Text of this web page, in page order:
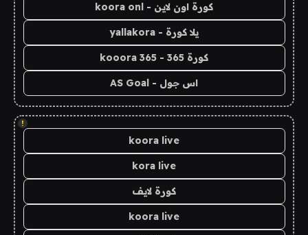
كورة اون لاين - koora onl
يلا كورة - yallakora
كورة 365 - kooora 365
اس جول - AS Goal
!
koora live
kora live
كورة لايف
koora live